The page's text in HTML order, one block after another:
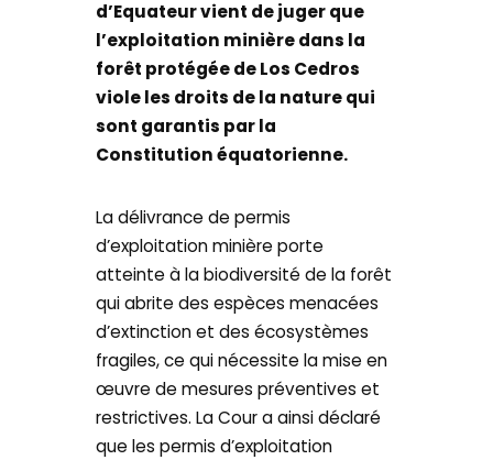
d’Equateur vient de juger que
l’exploitation minière dans la
forêt protégée de Los Cedros
viole les droits de la nature qui
sont garantis par la
Constitution équatorienne.
La délivrance de permis
d’exploitation minière porte
atteinte à la biodiversité de la forêt
qui abrite des espèces menacées
d’extinction et des écosystèmes
fragiles, ce qui nécessite la mise en
œuvre de mesures préventives et
restrictives. La Cour a ainsi déclaré
que les permis d’exploitation